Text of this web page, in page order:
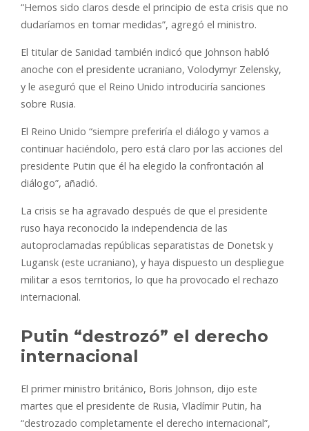
“Hemos sido claros desde el principio de esta crisis que no
dudaríamos en tomar medidas”, agregó el ministro.
El titular de Sanidad también indicó que Johnson habló
anoche con el presidente ucraniano, Volodymyr Zelensky,
y le aseguró que el Reino Unido introduciría sanciones
sobre Rusia.
El Reino Unido “siempre preferiría el diálogo y vamos a
continuar haciéndolo, pero está claro por las acciones del
presidente Putin que él ha elegido la confrontación al
diálogo”, añadió.
La crisis se ha agravado después de que el presidente
ruso haya reconocido la independencia de las
autoproclamadas repúblicas separatistas de Donetsk y
Lugansk (este ucraniano), y haya dispuesto un despliegue
militar a esos territorios, lo que ha provocado el rechazo
internacional.
Putin “destrozó” el derecho
internacional
El primer ministro británico, Boris Johnson, dijo este
martes que el presidente de Rusia, Vladímir Putin, ha
“destrozado completamente el derecho internacional”,